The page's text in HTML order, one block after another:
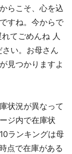
らこそ、心を込
すね。今からで
てごめんね 人
い。お母さん
見つかりますよ
状況が異なって
ジ内で在庫状
ランキングは母
点で在庫がある